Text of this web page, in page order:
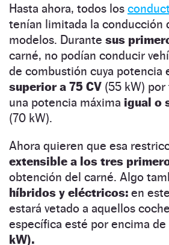
Hasta ahora, todos los
tenían limitada la conducción
modelos. Durante sus
carné, no podían conducir
de combustión cuya potencia
superior a 75 CV (55 kW)
una potencia máxima igual o
(70 kW).
Ahora quieren que esa
extensible a los tres
obtención del carné. Algo
híbridos y eléctricos: en
estará vetado a aquellos
específica esté por encima de
kW).